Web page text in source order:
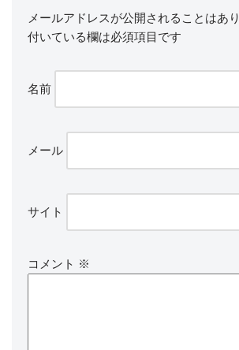
メールアドレスが公開されることはあり
付いている欄は必須項目です
名前
メール
サイト
コメント ※